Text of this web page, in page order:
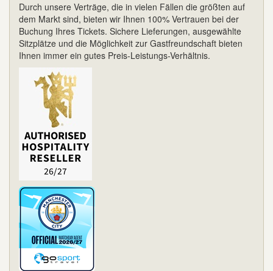
Durch unsere Verträge, die in vielen Fällen die größten auf
dem Markt sind, bieten wir Ihnen 100% Vertrauen bei der
Buchung Ihres Tickets. Sichere Lieferungen, ausgewählte
Sitzplätze und die Möglichkeit zur Gastfreundschaft bieten
Ihnen immer ein gutes Preis-Leistungs-Verhältnis.